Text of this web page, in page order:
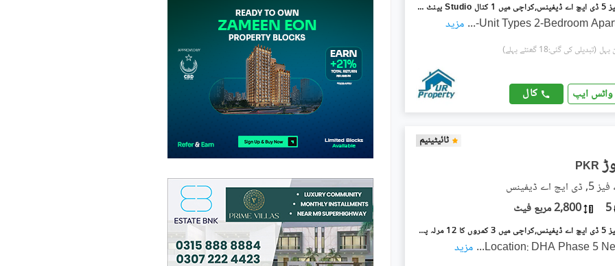
ڈی ایچ اے فیز 5 ڈی ایچ اے ڈیفینس,کراچی میں 1 کنال Studio پینٹ ہاؤس 37.42 کروڑ میں برائے فروخت۔
Unit Types 2-Bedroom
... مزید
(تبدیلی کی گئی:18 گھنٹے پہلے)
واٹس ایپ کال
ٹائیٹینیم
PKR
ڈیفینس
5 2,800 مربع فیٹ
ڈی ایچ اے فیز 5 ڈی ایچ اے ڈیفینس,کراچی میں 3 کمروں کا 12 مرلہ پینٹ ہاؤس 4.5 کروڑ میں برائے فروخت۔
Location: DHA Phase 5
... مزید